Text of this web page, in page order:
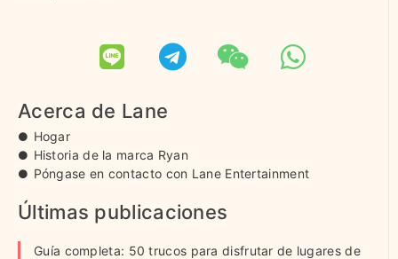
Acerca de Lane
Hogar
Historia de la marca Ryan
Póngase en contacto con Lane Entertainment
Últimas publicaciones
Guía completa: 50 trucos para disfrutar de lugares de